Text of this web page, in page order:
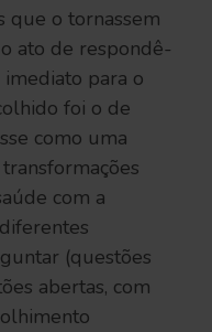
que o tornassem
ato de respondê-
imediato para o
foi o de
como uma
com a
(questões
abertas, com